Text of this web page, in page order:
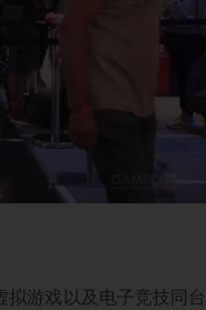
拟游戏以及电子竞技同台